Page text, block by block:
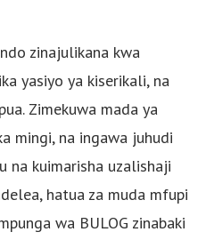
zinajulikana kwa
yasiyo ya kiserikali, na
Zimekuwa mada ya
mingi, na ingawa juhudi
na kuimarisha uzalishaji
hatua za muda mfupi
wa BULOG zinabaki